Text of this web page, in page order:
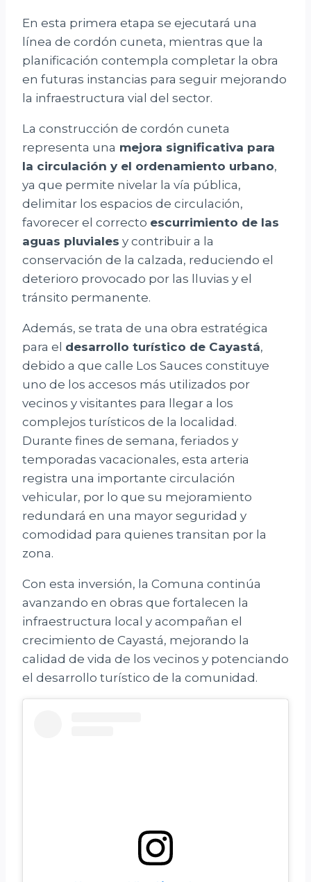
En esta primera etapa se ejecutará una
línea de cordón cuneta, mientras que la
planificación contempla completar la obra
en futuras instancias para seguir mejorando
la infraestructura vial del sector.
La construcción de cordón cuneta
representa una mejora significativa para
la circulación y el ordenamiento urbano,
ya que permite nivelar la vía pública,
delimitar los espacios de circulación,
favorecer el correcto escurrimiento de las
aguas pluviales y contribuir a la
conservación de la calzada, reduciendo el
deterioro provocado por las lluvias y el
tránsito permanente.
Además, se trata de una obra estratégica
para el desarrollo turístico de Cayastá,
debido a que calle Los Sauces constituye
uno de los accesos más utilizados por
vecinos y visitantes para llegar a los
complejos turísticos de la localidad.
Durante fines de semana, feriados y
temporadas vacacionales, esta arteria
registra una importante circulación
vehicular, por lo que su mejoramiento
redundará en una mayor seguridad y
comodidad para quienes transitan por la
zona.
Con esta inversión, la Comuna continúa
avanzando en obras que fortalecen la
infraestructura local y acompañan el
crecimiento de Cayastá, mejorando la
calidad de vida de los vecinos y potenciando
el desarrollo turístico de la comunidad.